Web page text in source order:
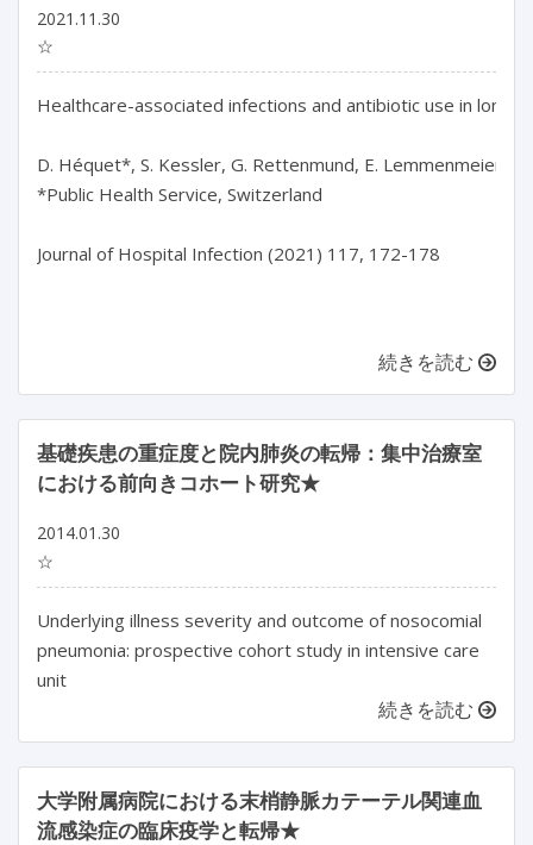
2021.11.30
☆
Healthcare-associated infections and antibiotic use in
D. Héquet*, S. Kessler, G. Rettenmund, E. Lemmenmeier,
*Public Health Service, Switzerland
Journal of Hospital Infection (2021) 117, 172-178
続きを読む
基礎疾患の重症度と院内肺炎の転帰：集中治療室
における前向きコホート研究★
2014.01.30
☆
Underlying illness severity and outcome of nosocomial
pneumonia: prospective cohort study in intensive care
unit
続きを読む
大学附属病院における末梢静脈カテーテル関連血
流感染症の臨床疫学と転帰★